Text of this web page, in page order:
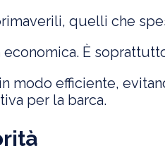
quelli che
È
efficiente,
per la barca.